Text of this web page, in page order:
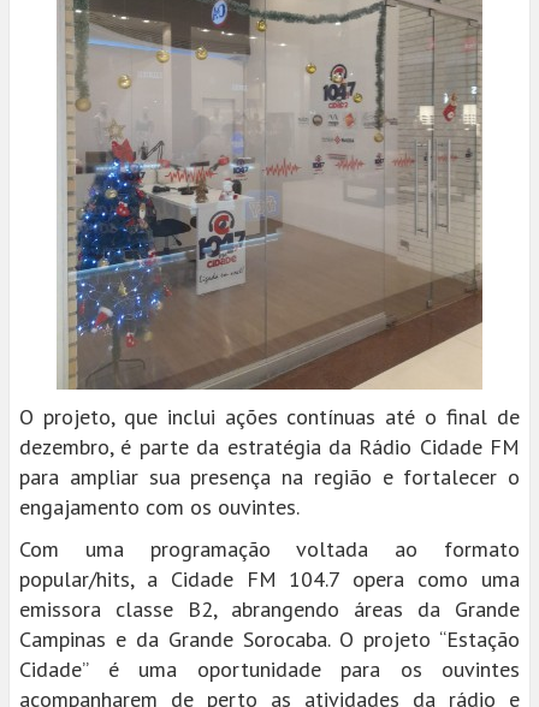
O projeto, que inclui ações contínuas até o final de
dezembro, é parte da estratégia da Rádio Cidade FM
para ampliar sua presença na região e fortalecer o
engajamento com os ouvintes.
Com uma programação voltada ao formato
popular/hits, a Cidade FM 104.7 opera como uma
emissora classe B2, abrangendo áreas da Grande
Campinas e da Grande Sorocaba. O projeto “Estação
Cidade” é uma oportunidade para os ouvintes
acompanharem de perto as atividades da rádio e